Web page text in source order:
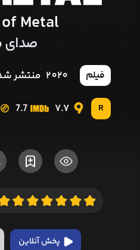
Metal
صدای
فیلم 2020 منتشر
R
7.7
7.7
پخش آنلاین